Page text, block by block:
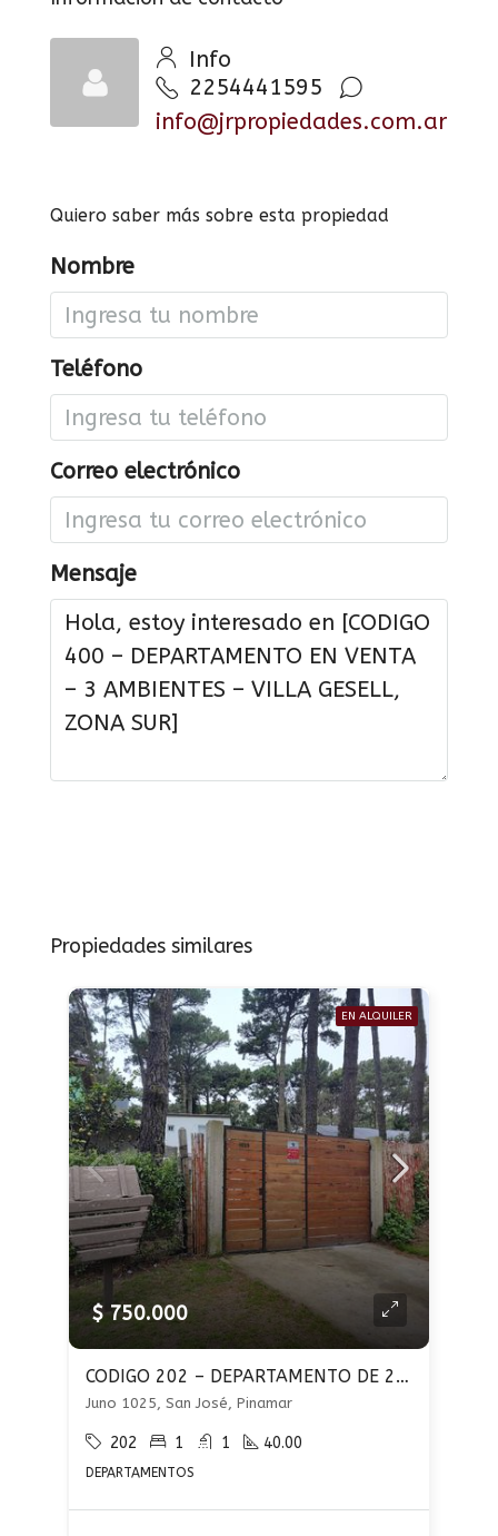
Info
2254441595
info@jrpropiedades.com.ar
Quiero saber más sobre esta propiedad
Nombre
Teléfono
Correo electrónico
Mensaje
Propiedades similares
EN ALQUILER
$ 750.000
CODIGO 202 – DEPARTAMENTO DE 2 AMBIENTES – ALQUILER ANUAL – APTO PROFESIONAL
Juno 1025, San José, Pinamar
202 1 1 40.00
DEPARTAMENTOS